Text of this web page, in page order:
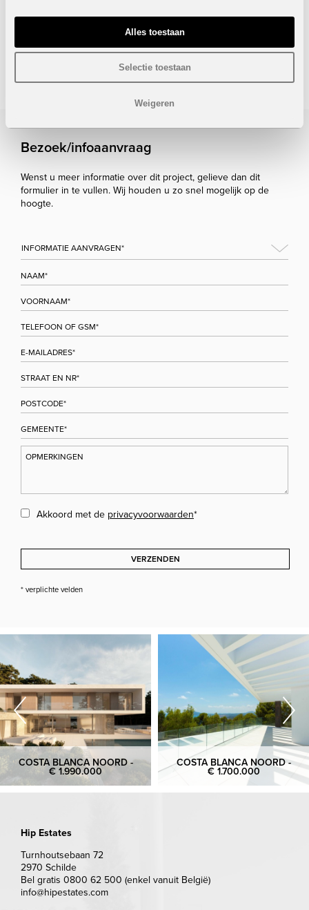
Alles toestaan
Selectie toestaan
Weigeren
Onder voorbehoud van eventuele prijswijzigingen.
STUUR NAAR EEN VRIEND
Bezoek/infoaanvraag
Wenst u meer informatie over dit project, gelieve dan dit
formulier in te vullen. Wij houden u zo snel mogelijk op de
hoogte.
Akkoord met de privacyvoorwaarden*
VERZENDEN
* verplichte velden
COSTA BLANCA NOORD -
€ 1.990.000
COSTA BLANCA NOORD -
€ 1.700.000
Hip Estates
Turnhoutsebaan 72
2970 Schilde
Bel gratis 0800 62 500 (enkel vanuit België)
info@hipestates.com